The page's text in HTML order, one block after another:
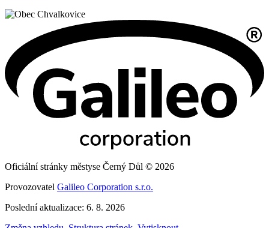
Oficiální stránky městyse Černý Důl © 2026
Provozovatel Galileo Corporation s.r.o.
Poslední aktualizace: 6. 8. 2026